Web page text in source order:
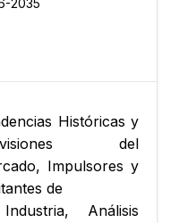
2035
Históricas y
del
Impulsores y
de
Análisis